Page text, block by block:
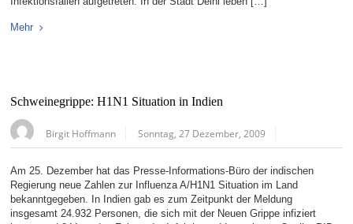
Mehr
Schweinegrippe: H1N1 Situation in Indien
Birgit Hoffmann Sonntag, 27 Dezember, 2009
Am 25. Dezember hat das Presse-Informations-Büro der indischen
Regierung neue Zahlen zur Influenza A/H1N1 Situation im Land
bekanntgegeben. In Indien gab es zum Zeitpunkt der Meldung
insgesamt 24.932 Personen, die sich mit der Neuen Grippe infiziert